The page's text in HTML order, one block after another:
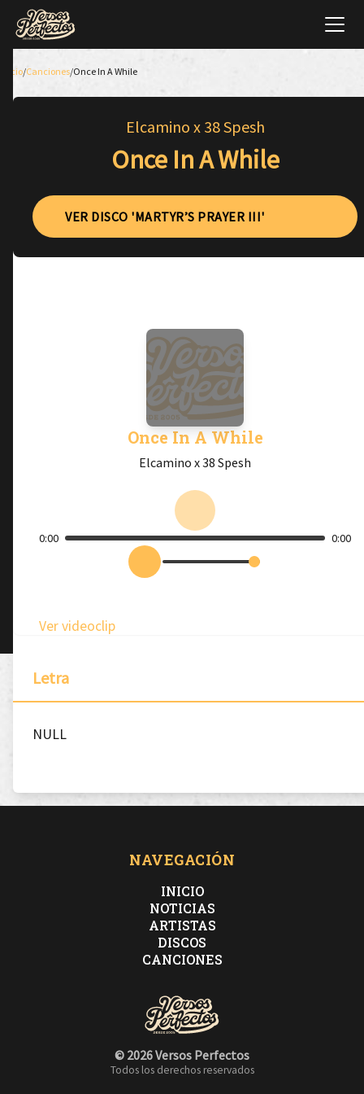
Inicio/Canciones/Once In A While
Elcamino x 38 Spesh
Once In A While
VER DISCO 'MARTYR’S PRAYER III'
Once In A While
Elcamino x 38 Spesh
0:00 0:00
Ver videoclip
Letra
NULL
NAVEGACIÓN
INICIO
NOTICIAS
ARTISTAS
DISCOS
CANCIONES
© 2026 Versos Perfectos
Todos los derechos reservados